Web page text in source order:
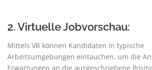
2. Virtuelle Jobvorschau:
Mittels VR können Kandidaten in typische
Arbeitsumgebungen eintauchen, um die
Erwartungen an die ausgeschriebene